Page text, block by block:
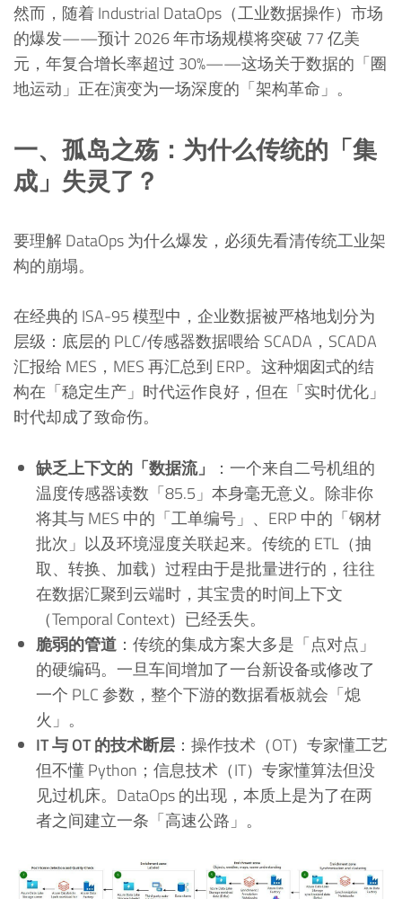
然而，随着 Industrial DataOps（工业数据操作）市场
的爆发——预计 2026 年市场规模将突破 77 亿美
元，年复合增长率超过 30%——这场关于数据的「圈
地运动」正在演变为一场深度的「架构革命」。
一、孤岛之殇：为什么传统的「集
成」失灵了？
要理解 DataOps 为什么爆发，必须先看清传统工业架
构的崩塌。
在经典的 ISA-95 模型中，企业数据被严格地划分为
层级：底层的 PLC/传感器数据喂给 SCADA，SCADA
汇报给 MES，MES 再汇总到 ERP。这种烟囱式的结
构在「稳定生产」时代运作良好，但在「实时优化」
时代却成了致命伤。
缺乏上下文的「数据流」
：一个来自二号机组的
温度传感器读数「85.5」本身毫无意义。除非你
将其与 MES 中的「工单编号」、ERP 中的「钢材
批次」以及环境湿度关联起来。传统的 ETL（抽
取、转换、加载）过程由于是批量进行的，往往
在数据汇聚到云端时，其宝贵的时间上下文
（Temporal Context）已经丢失。
脆弱的管道 ：传统的集成方案大多是「点对点」
的硬编码。一旦车间增加了一台新设备或修改了
一个 PLC 参数，整个下游的数据看板就会「熄
火」。
IT 与 OT 的技术断层 ：操作技术（OT）专家懂工艺
但不懂 Python；信息技术（IT）专家懂算法但没
见过机床。DataOps 的出现，本质上是为了在两
者之间建立一条「高速公路」。